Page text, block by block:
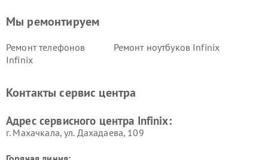
Мы ремонтируем
Ремонт телефонов
Infinix
Ремонт ноутбуков Infinix
Контакты сервис центра
Адрес сервисного центра Infinix:
г. Махачкала, ул. Дахадаева, 109